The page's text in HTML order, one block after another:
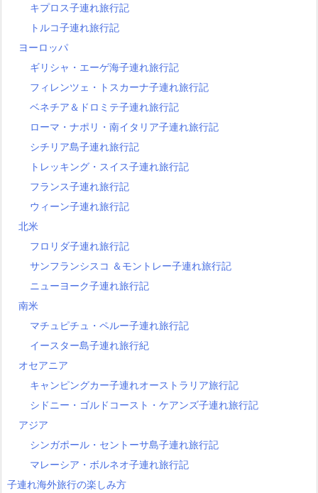
キプロス子連れ旅行記
トルコ子連れ旅行記
ヨーロッパ
ギリシャ・エーゲ海子連れ旅行記
フィレンツェ・トスカーナ子連れ旅行記
ベネチア＆ドロミテ子連れ旅行記
ローマ・ナポリ・南イタリア子連れ旅行記
シチリア島子連れ旅行記
トレッキング・スイス子連れ旅行記
フランス子連れ旅行記
ウィーン子連れ旅行記
北米
フロリダ子連れ旅行記
サンフランシスコ ＆モントレー子連れ旅行記
ニューヨーク子連れ旅行記
南米
マチュピチュ・ペルー子連れ旅行記
イースター島子連れ旅行紀
オセアニア
キャンピングカー子連れオーストラリア旅行記
シドニー・ゴルドコースト・ケアンズ子連れ旅行記
アジア
シンガポール・セントーサ島子連れ旅行記
マレーシア・ボルネオ子連れ旅行記
子連れ海外旅行の楽しみ方